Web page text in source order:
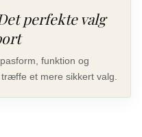
perfekte valg
funktion og
et mere sikkert valg.